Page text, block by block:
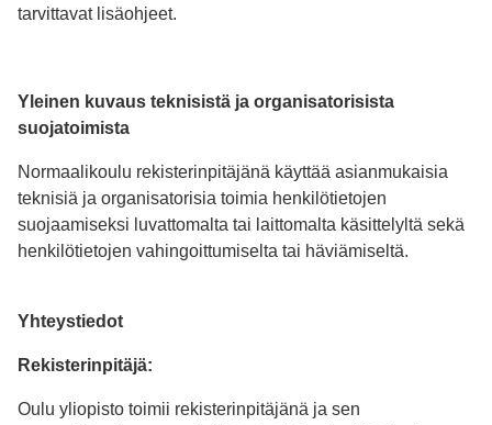
tarvittavat lisäohjeet.
Yleinen kuvaus teknisistä ja organisatorisista
suojatoimista
Normaalikoulu rekisterinpitäjänä käyttää asianmukaisia
teknisiä ja organisatorisia toimia henkilötietojen
suojaamiseksi luvattomalta tai laittomalta käsittelyltä sekä
henkilötietojen vahingoittumiselta tai häviämiseltä.
Yhteystiedot
Rekisterinpitäjä:
Oulu yliopisto toimii rekisterinpitäjänä ja sen